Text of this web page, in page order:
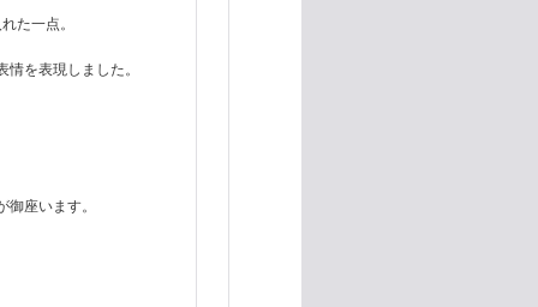
た一点。
を表現しました。
座います。